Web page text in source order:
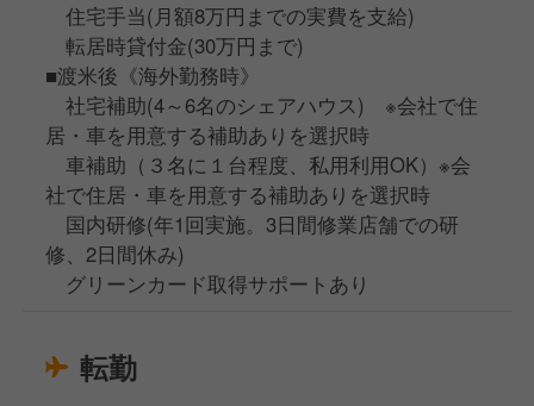
住宅手当(月額8万円までの実費を支給)
転居時貸付金(30万円まで)
■渡米後《海外勤務時》
社宅補助(4～6名のシェアハウス) ※会社で住
居・車を用意する補助ありを選択時
車補助（３名に１台程度、私用利用OK）※会
社で住居・車を用意する補助ありを選択時
国内研修(年1回実施。3日間修業店舗での研
修、2日間休み)
グリーンカード取得サポートあり
転勤